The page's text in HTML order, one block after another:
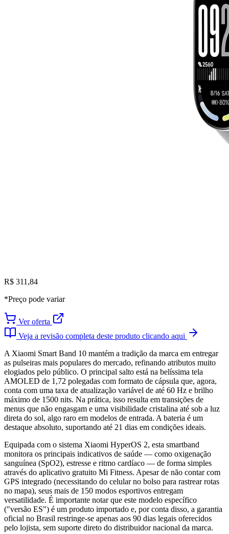
R$ 311,84
*Preço pode variar
Ver oferta
Veja a revisão completa deste produto clicando aqui
A Xiaomi Smart Band 10 mantém a tradição da marca em entregar
as pulseiras mais populares do mercado, refinando atributos muito
elogiados pelo público. O principal salto está na belíssima tela
AMOLED de 1,72 polegadas com formato de cápsula que, agora,
conta com uma taxa de atualização variável de até 60 Hz e brilho
máximo de 1500 nits. Na prática, isso resulta em transições de
menus que não engasgam e uma visibilidade cristalina até sob a luz
direta do sol, algo raro em modelos de entrada. A bateria é um
destaque absoluto, suportando até 21 dias em condições ideais.
Equipada com o sistema Xiaomi HyperOS 2, esta smartband
monitora os principais indicativos de saúde — como oxigenação
sanguínea (SpO2), estresse e ritmo cardíaco — de forma simples
através do aplicativo gratuito Mi Fitness. Apesar de não contar com
GPS integrado (necessitando do celular no bolso para rastrear rotas
no mapa), seus mais de 150 modos esportivos entregam
versatilidade. É importante notar que este modelo específico
("versão ES") é um produto importado e, por conta disso, a garantia
oficial no Brasil restringe-se apenas aos 90 dias legais oferecidos
pelo lojista, sem suporte direto do distribuidor nacional da marca.